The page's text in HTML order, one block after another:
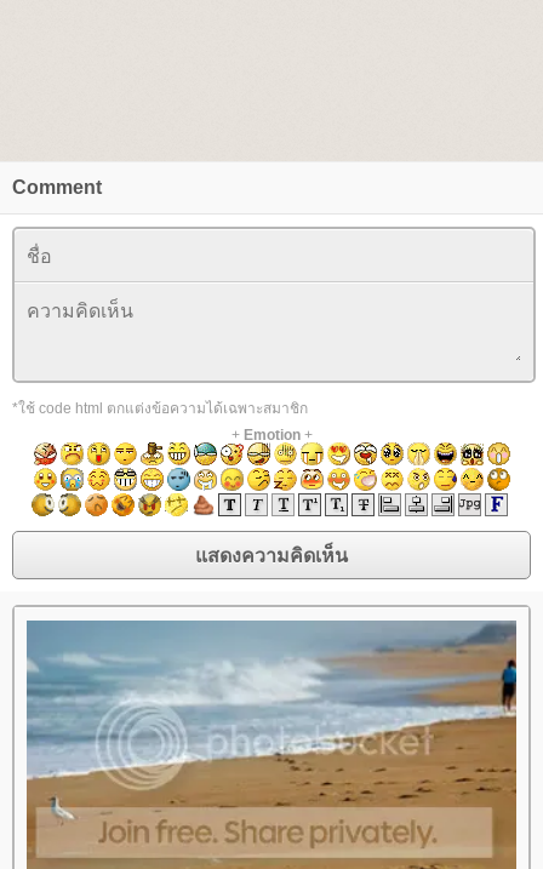
Comment
*ใช้ code html ตกแต่งข้อความได้เฉพาะสมาชิก
+ Emotion+